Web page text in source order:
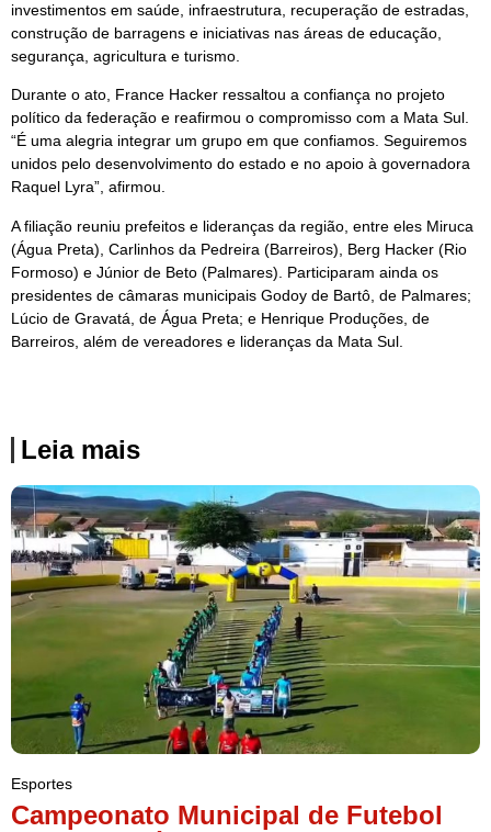
investimentos em saúde, infraestrutura, recuperação de estradas,
construção de barragens e iniciativas nas áreas de educação,
segurança, agricultura e turismo.
Durante o ato, France Hacker ressaltou a confiança no projeto
político da federação e reafirmou o compromisso com a Mata Sul.
“É uma alegria integrar um grupo em que confiamos. Seguiremos
unidos pelo desenvolvimento do estado e no apoio à governadora
Raquel Lyra”, afirmou.
A filiação reuniu prefeitos e lideranças da região, entre eles Miruca
(Água Preta), Carlinhos da Pedreira (Barreiros), Berg Hacker (Rio
Formoso) e Júnior de Beto (Palmares). Participaram ainda os
presidentes de câmaras municipais Godoy de Bartô, de Palmares;
Lúcio de Gravatá, de Água Preta; e Henrique Produções, de
Barreiros, além de vereadores e lideranças da Mata Sul.
Leia mais
Esportes
Campeonato Municipal de Futebol